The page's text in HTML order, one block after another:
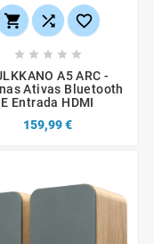
  
    
A5 ARC -
Ativas Bluetooth
E Entrada HDMI
159,99 €